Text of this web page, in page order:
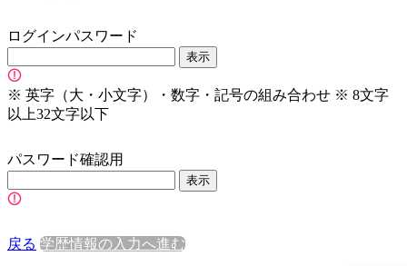
ログインパスワード
表示
※ 英字（大・小文字）・数字・記号の組み合わせ ※ 8文字
以上32文字以下
パスワード確認用
表示
戻る 学歴情報の入力へ進む